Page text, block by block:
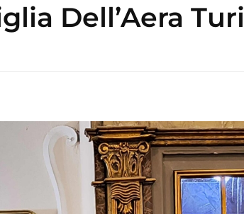
Dell’Aera Turi